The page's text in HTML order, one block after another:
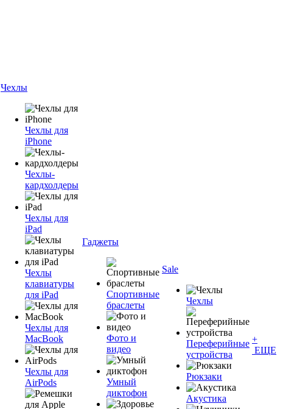
Чехлы
Чехлы для
iPhone
Чехлы-
кардхолдеры
Чехлы для
iPad
Чехлы
клавиатуры
для iPad
Чехлы для
MacBook
Чехлы для
AirPods
Гаджеты
Спортивные
браслеты
Фото и
видео
Умный
диктофон
Sale
Чехлы
Переферийные
устройства
Рюкзаки
Акустика
+
ЕЩЕ